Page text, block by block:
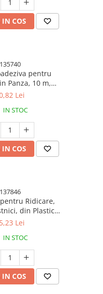
COS
135740
pentru
Panza, 10 m,
Umezeala, 2.5
Lei
IN STOC
COS
137846
Ridicare,
din Plastic,
200 kg,
Lei
IN STOC
COS